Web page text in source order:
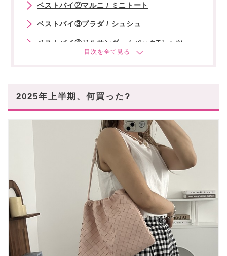
ベストバイ②マルニ / ミニトート
ベストバイ③プラダ / シュシュ
ベストバイ④ジルサンダー / パックTシャツ
ベストバイ⑧ミュウミュウ / ポーチバッグ
ベストバイ⑨プラダ / 三つ折り財布
ベストバイ⑩アディダス / スニーカー
ベストバイ⑪ボッテガヴェネタ / ダストバッグ
2025年上半期のアイテムをゲットしよう♬
2025年上半期、何買った?